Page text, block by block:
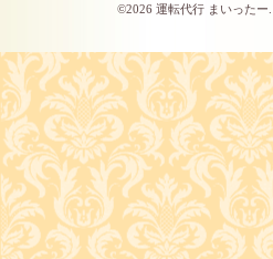
©2026 運転代行 まいったー